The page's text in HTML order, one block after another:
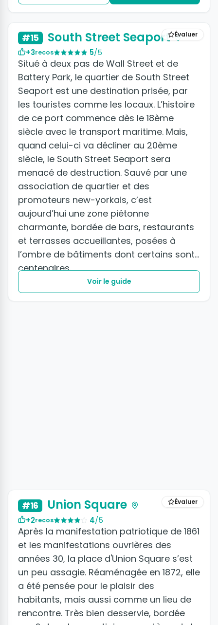
Évaluer
#15 South Street Seaport
+3recos 5/5
Situé à deux pas de Wall Street et de
Battery Park, le quartier de South Street
Seaport est une destination prisée, par
les touristes comme les locaux. L’histoire
de ce port commence dès le 18ème
siècle avec le transport maritime. Mais,
quand celui-ci va décliner au 20ème
siècle, le South Street Seaport sera
menacé de destruction. Sauvé par une
association de quartier et des
promoteurs new-yorkais, c’est
aujourd’hui une zone piétonne
charmante, bordée de bars, restaurants
et terrasses accueillantes, posées à
l’ombre de bâtiments dont certains sont
centenaires.
Voir le guide
Évaluer
#16 Union Square
+2recos 4/5
Après la manifestation patriotique de 1861
et les manifestations ouvrières des
années 30, la place d'Union Square s’est
un peu assagie. Réaménagée en 1872, elle
a été pensée pour le plaisir des
habitants, mais aussi comme un lieu de
rencontre. Très bien desservie, bordée